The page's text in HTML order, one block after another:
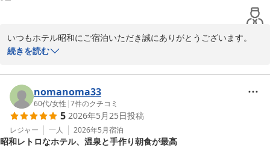
いつもホテル昭和にご宿泊いただき誠にありがとうございます。
この度は、大変ご迷惑をおかけして申し訳ありませんでした。男性
が、これが女性時間に男性が入ってきたとしたら警察沙汰になるく
らい大変なことだと思います。よく女性の方で、女性トイレが混ん
でいるからと、どんどん男性トイレに入ってくる方がいらっしゃい
ますよね…。「自分は気にしないからいいわ…」と勝手にルールを
破った行動をされると、男性の方もすごく迷惑だと思います。当ホ
テルも時間割を全室に配り、ホテル入口、大浴場入口に時間を表示
続きを読む
nomanoma33
60代/女性 |7件のクチコミ
5 2026年5月25日投稿
レジャー 一人 2026年5月宿泊
昭和レトロなホテル、温泉と手作り朝食が最高